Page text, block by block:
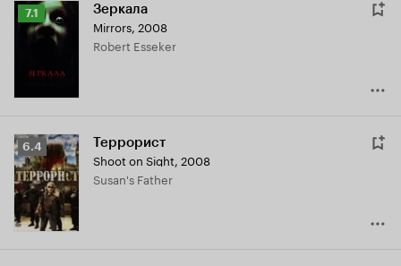
Рейтинг
Кинопоиска
7.1 Зеркала
Mirrors, 2008
Robert Esseker
Рейтинг
Кинопоиска
6.4
6.4 Террорист
Shoot on Sight, 2008
Susan's Father